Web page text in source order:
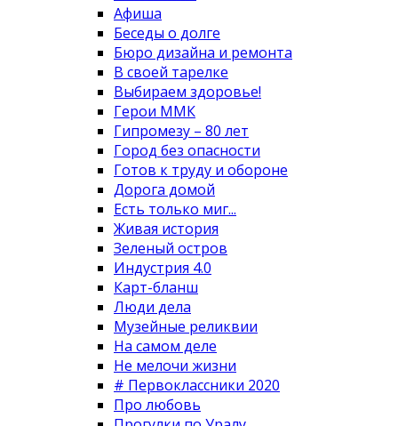
Афиша
Беседы о долге
Бюро дизайна и ремонта
В своей тарелке
Выбираем здоровье!
Герои ММК
Гипромезу – 80 лет
Город без опасности
Готов к труду и обороне
Дорога домой
Есть только миг...
Живая история
Зеленый остров
Индустрия 4.0
Карт-бланш
Люди дела
Музейные реликвии
На самом деле
Не мелочи жизни
# Первоклассники 2020
Про любовь